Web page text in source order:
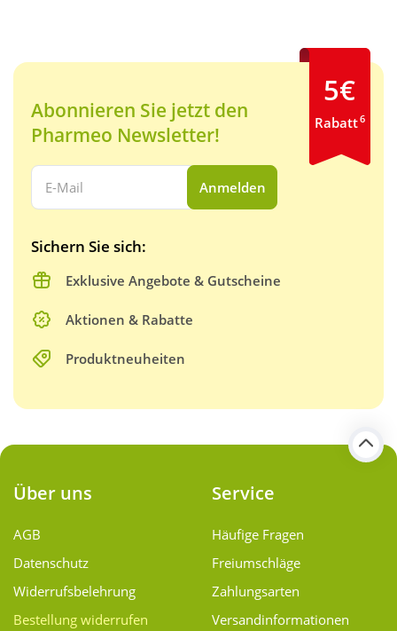
Abonnieren Sie jetzt den
Pharmeo Newsletter!
Ihre E-Mail Adresse:
Anmelden
Sichern Sie sich:
Exklusive Angebote & Gutscheine
Aktionen & Rabatte
Produktneuheiten
5€
Rabatt6
Über uns
AGB
Datenschutz
Widerrufsbelehrung
Bestellung widerrufen
Service
Häufige Fragen
Freiumschläge
Zahlungsarten
Versand­informationen